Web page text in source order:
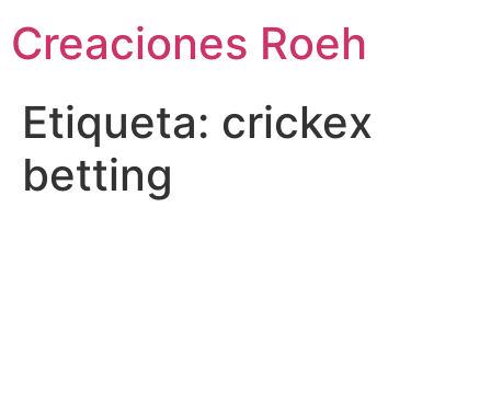
contenido
Creaciones Roeh
Etiqueta: crickex
betting